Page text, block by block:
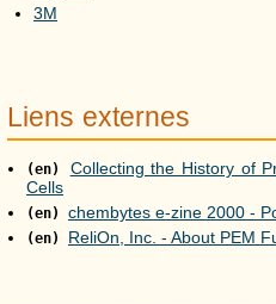
3M
Liens externes
(en) Collecting the History of
Cells
(en) chembytes e-zine 2000 -
(en) ReliOn, Inc. - About PEM